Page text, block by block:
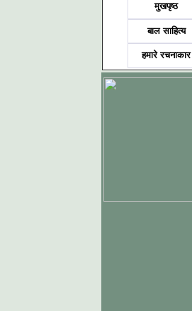
मुखपृष्ठ
बाल साहित्य
हमारे रचनाकार